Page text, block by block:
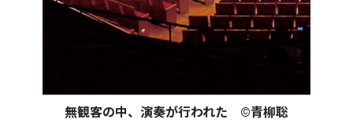
無観客の中、演奏が行われた ©青柳聡